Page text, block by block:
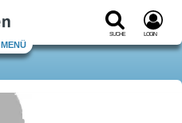
Suche Login
Menü